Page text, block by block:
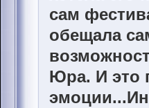
сам
обещала
Юра. И это